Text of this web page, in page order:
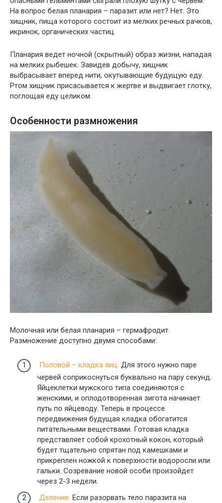
На вопрос белая планария – паразит или нет? Нет. Это
хищник, пища которого состоит из мелких речных рачков,
икринок, органических частиц.
Планария ведет ночной (скрытный) образ жизни, нападая
на мелких рыбешек. Завидев добычу, хищник
выбрасывает вперед нити, окутывающие будущую еду.
Ртом хищник присасывается к жертве и выдвигает глотку,
поглощая еду целиком.
Особенности размножения
Молочная или белая планария – гермафродит.
Размножение доступно двумя способами:
Половой – кладка яиц. Для этого нужно паре
червей соприкоснуться буквально на пару секунд.
Яйцеклетки мужского типа соединяются с
женскими, и оплодотворенная зигота начинает
путь по яйцеводу. Теперь в процессе
передвижения будущая кладка обогатится
питательными веществами. Готовая кладка
представляет собой крохотный кокон, который
будет тщательно спрятан под камешками и
прикреплен ножкой к поверхности водоросли или
гальки. Созревание новой особи произойдет
через 2-3 недели.
Деление. Если разорвать тело паразита на